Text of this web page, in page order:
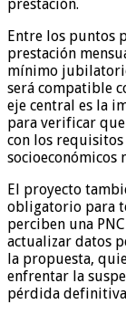
prestación.
Entre los puntos
prestación
mínimo
será compatible
eje central es la
para verificar
con los
socioeconómicos
El proyecto
obligatorio para
perciben una
actualizar datos
la propuesta,
enfrentar la
pérdida